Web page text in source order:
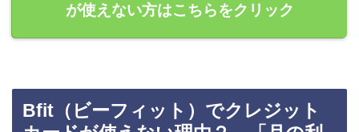
が使えない方はこちらをクリック
Bfit（ビーフィット）でクレジット